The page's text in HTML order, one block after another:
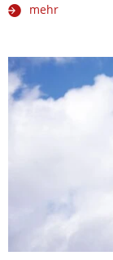
mehr